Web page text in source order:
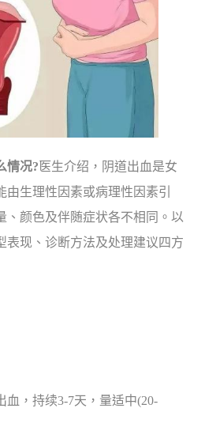
情况? 医生介绍，阴道出血是女
由生理性因素或病理性因素引
、颜色及伴随症状各不相同。以
表现、诊断方法及处理建议四方
，持续3-7天，量适中(20-